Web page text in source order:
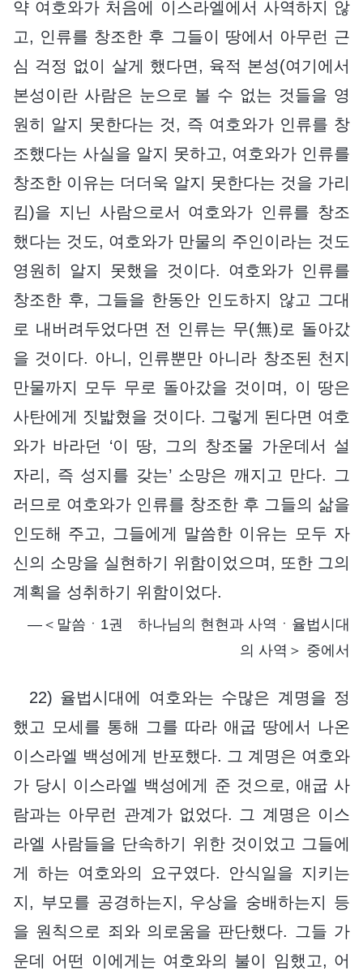
약 여호와가 처음에 이스라엘에서 사역하지 않
고, 인류를 창조한 후 그들이 땅에서 아무런 근
심 걱정 없이 살게 했다면, 육적 본성(여기에서
본성이란 사람은 눈으로 볼 수 없는 것들을 영
원히 알지 못한다는 것, 즉 여호와가 인류를 창
조했다는 사실을 알지 못하고, 여호와가 인류를
창조한 이유는 더더욱 알지 못한다는 것을 가리
킴)을 지닌 사람으로서 여호와가 인류를 창조
했다는 것도, 여호와가 만물의 주인이라는 것도
영원히 알지 못했을 것이다. 여호와가 인류를
창조한 후, 그들을 한동안 인도하지 않고 그대
로 내버려두었다면 전 인류는 무(無)로 돌아갔
을 것이다. 아니, 인류뿐만 아니라 창조된 천지
만물까지 모두 무로 돌아갔을 것이며, 이 땅은
사탄에게 짓밟혔을 것이다. 그렇게 된다면 여호
와가 바라던 ‘이 땅, 그의 창조물 가운데서 설
자리, 즉 성지를 갖는’ 소망은 깨지고 만다. 그
러므로 여호와가 인류를 창조한 후 그들의 삶을
인도해 주고, 그들에게 말씀한 이유는 모두 자
신의 소망을 실현하기 위함이었으며, 또한 그의
계획을 성취하기 위함이었다.
―＜말씀ㆍ1권 하나님의 현현과 사역ㆍ율법시대
의 사역＞ 중에서
22) 율법시대에 여호와는 수많은 계명을 정
했고 모세를 통해 그를 따라 애굽 땅에서 나온
이스라엘 백성에게 반포했다. 그 계명은 여호와
가 당시 이스라엘 백성에게 준 것으로, 애굽 사
람과는 아무런 관계가 없었다. 그 계명은 이스
라엘 사람들을 단속하기 위한 것이었고 그들에
게 하는 여호와의 요구였다. 안식일을 지키는
지, 부모를 공경하는지, 우상을 숭배하는지 등
을 원칙으로 죄와 의로움을 판단했다. 그들 가
운데 어떤 이에게는 여호와의 불이 임했고, 어